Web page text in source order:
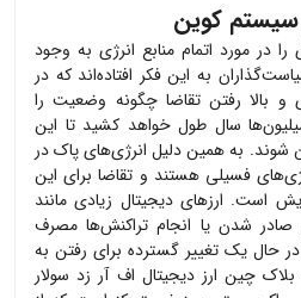
سیستم کوین
در مورد اتمام منابع انرژی به وجود
به این فکر افتاده‌اند که در
و بالا رفتن تقاضا چگونه وضعیت را
سال طول خواهد کشید تا این
شوند. به همین دلیل انرژی‌های پاک در
فسیلی هستند و تقاضا برای این
است. ارزهای دیجیتال زیادی مانند
صادر شدن یا انجام تراکنش‌ها مصرف
حال یک تغییر گسترده برای رفتن به
چین ارز دیجیتال اف آر زد سولار